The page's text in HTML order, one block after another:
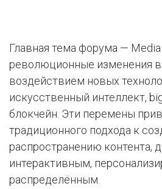
Главная тема форума —
революционные изменения
воздействием новых
искусственный интеллект,
блокчейн. Эти перемены
традиционного подхода к
распространению контента,
интерактивным,
распределённым.